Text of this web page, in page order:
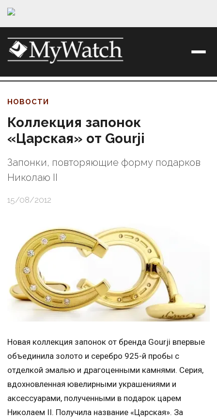
НОВОСТИ
Коллекция запонок
«Царская» от Gourji
Запонки, повторяющие форму подарков
Николаю II
15/08/2012
Новая коллекция запонок от бренда Gourji впервые
объединила золото и серебро 925-й пробы с
отделкой эмалью и драгоценными камнями. Серия,
вдохновленная ювелирными украшениями и
аксессуарами, полученными в подарок царем
Николаем II. Получила название «Царская». За